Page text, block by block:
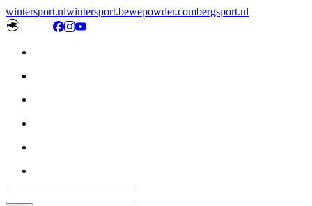
wintersport.nlwintersport.bewepowder.combergsport.nl